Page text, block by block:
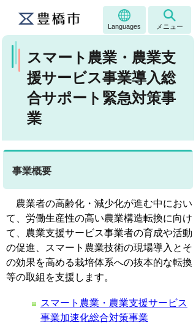
Languages メニュー
スマート農業・農業支
援サービス事業導入総
合サポート緊急対策事
業
事業概要
農業者の高齢化・減少化が進む中におい
て、労働生産性の高い農業構造転換に向け
て、農業支援サービス事業者の育成や活動
の促進、スマート農業技術の現場導入とそ
の効果を高める栽培体系への抜本的な転換
等の取組を支援します。
スマート農業・農業支援サービス
事業加速化総合対策事業